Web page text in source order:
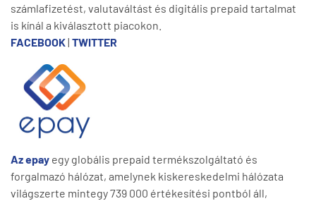
számlafizetést, valutaváltást és digitális prepaid tartalmat
is kínál a kiválasztott piacokon.
FACEBOOK| TWITTER
Az epay egy globális prepaid termékszolgáltató és
forgalmazó hálózat, amelynek kiskereskedelmi hálózata
világszerte mintegy 739 000 értékesítési pontból áll,